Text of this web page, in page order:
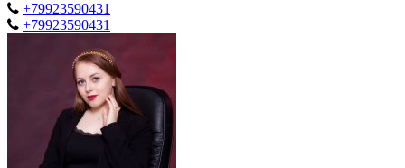
+79923590431
+79923590431